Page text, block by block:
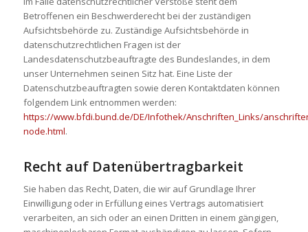
Betroffenen ein Beschwerderecht bei der zuständigen
Aufsichtsbehörde zu. Zuständige Aufsichtsbehörde in
datenschutzrechtlichen Fragen ist der
Landesdatenschutzbeauftragte des Bundeslandes, in dem
unser Unternehmen seinen Sitz hat. Eine Liste der
Datenschutzbeauftragten sowie deren Kontaktdaten können
folgendem Link entnommen werden:
https://www.bfdi.bund.de/DE/Infothek/Anschriften_Links/
node.html.
Recht auf Datenübertragbarkeit
Sie haben das Recht, Daten, die wir auf Grundlage Ihrer
Einwilligung oder in Erfüllung eines Vertrags automatisiert
verarbeiten, an sich oder an einen Dritten in einem gängigen,